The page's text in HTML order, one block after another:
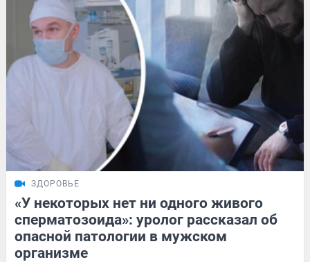
ЗДОРОВЬЕ
«У некоторых нет ни одного живого
сперматозоида»: уролог рассказал об
опасной патологии в мужском
организме